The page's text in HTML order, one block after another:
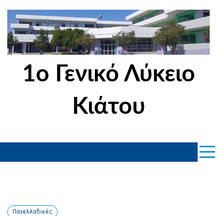
content
1ο Γενικό Λύκειο
Κιάτου
Πανελλαδικές